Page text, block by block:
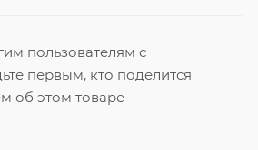
пользователям с
первым, кто поделится
об этом товаре